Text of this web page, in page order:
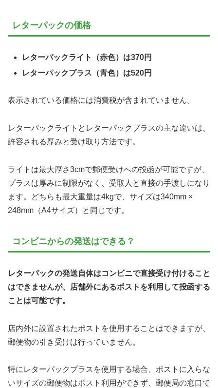
レターパックの価格
レターパックライト（赤色）は370円
レターパックプラス（青色）は520円
表示されている価格には消費税が含まれていません。
レターパックライトとレターパックプラスの主な違いは、
許容される厚みと受け取り方法です。
ライトは最大厚さ3cmで郵便受けへの投函が可能ですが、
プラスは厚みに制限がなく、受取人と直接の手渡しになり
ます。どちらも最大重量は4kgで、サイズは340mm ×
248mm（A4サイズ）と同じです。
コンビニからの発送はできる？
レターパックの発送自体はコンビニで直接受け付けること
はできませんが、店舗外にあるポストを利用して投函する
ことは可能です。
店内外に設置されたポストを使用することはできますが、
郵便物の引き受けは行っていません。
特にレターパックプラスを使用する場合、ポストに入らな
いサイズの郵便物はポスト利用ができず、郵便局の窓口で